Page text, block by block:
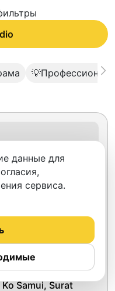
Samui, Surat
данные для
сервиса.